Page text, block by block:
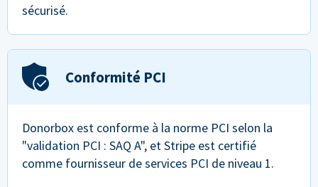
sécurisé.
Conformité PCI
Donorbox est conforme à la norme PCI selon la
"validation PCI : SAQ A", et Stripe est certifié
comme fournisseur de services PCI de niveau 1.